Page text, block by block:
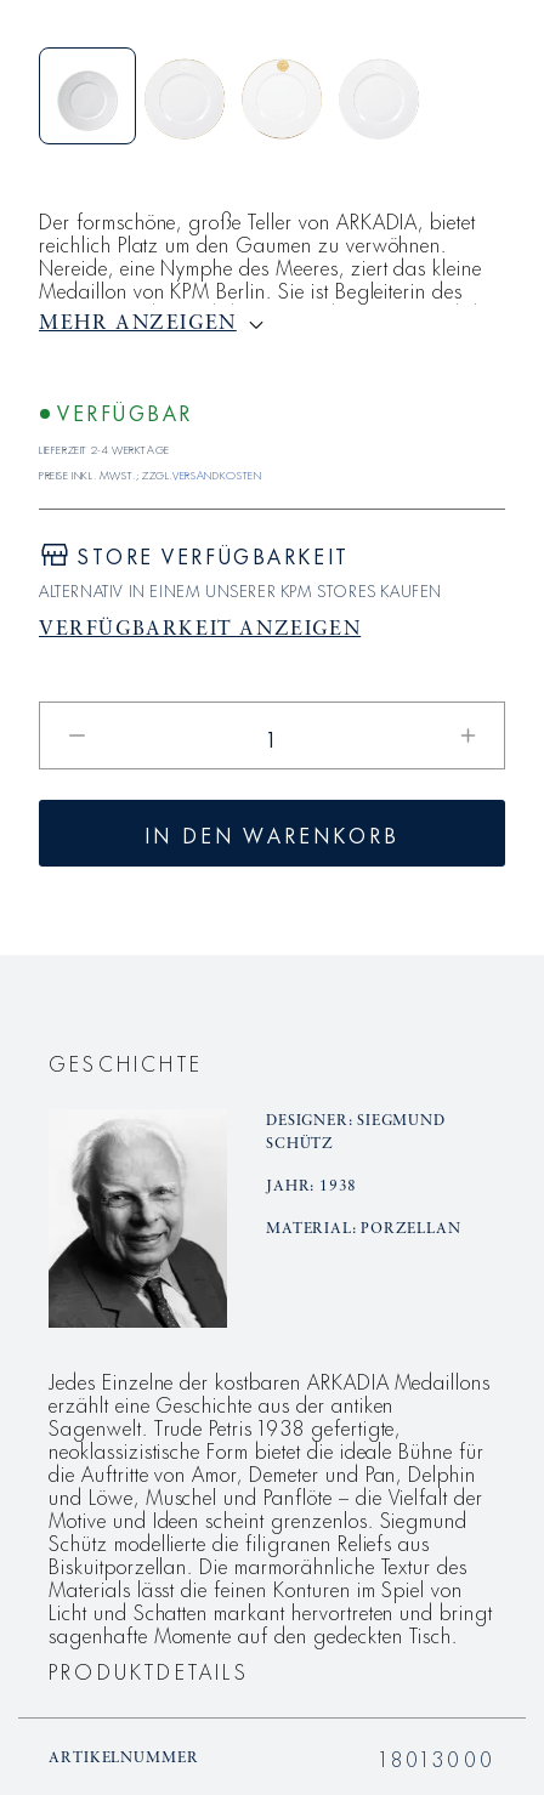
Der formschöne, große Teller von ARKADIA, bietet
reichlich Platz um den Gaumen zu verwöhnen.
Nereide, eine Nymphe des Meeres, ziert das kleine
Medaillon von KPM Berlin. Sie ist Begleiterin des
Gottes Poseidon und die Tochter der Nereus und der
Doris. Der flache Teller aus dem Sortiment der KPM
Porzellan-Manufaktur das Traumland Arkadien nach
Hause. Die von Siegmund Schütz entwickelten Relief-
Medail
MEHR ANZEIGEN
VERFÜGBAR
Lieferzeit 2-4 Werktage
Preise inkl. MwSt.; zzgl. Versandkosten
STORE VERFÜGBARKEIT
ALTERNATIV IN EINEM UNSERER KPM STORES KAUFEN
VERFÜGBARKEIT ANZEIGEN
ARKADIA
Erhöhe
die
IN DEN WARENKORB
GESCHICHTE
DESIGNER: SIEGMUND
SCHÜTZ
JAHR: 1938
MATERIAL: PORZELLAN
Jedes Einzelne der kostbaren ARKADIA Medaillons
erzählt eine Geschichte aus der antiken
Sagenwelt. Trude Petris 1938 gefertigte,
neoklassizistische Form bietet die ideale Bühne für
die Auftritte von Amor, Demeter und Pan, Delphin
und Löwe, Muschel und Panflöte – die Vielfalt der
Motive und Ideen scheint grenzenlos. Siegmund
Schütz modellierte die filigranen Reliefs aus
Biskuitporzellan. Die marmorähnliche Textur des
Materials lässt die feinen Konturen im Spiel von
Licht und Schatten markant hervortreten und bringt
sagenhafte Momente auf den gedeckten Tisch.
PRODUKTDETAILS
ARTIKELNUMMER 18013000